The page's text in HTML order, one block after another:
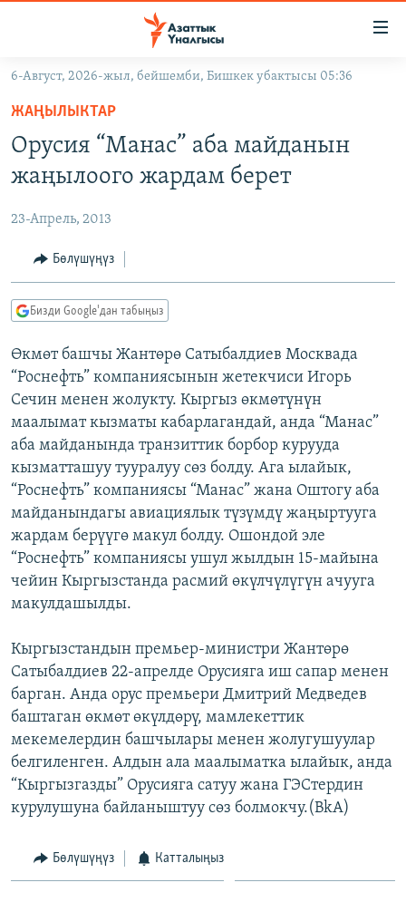
Навигацияга
өтүңүз
Издөөгө
салыңыз
КЫРГЫЗСТАН
КЫРГЫЗСТАН
ЭКОНОМИКА
МАДАНИЯТ
ДҮЙНӨ
БОРБОР АЗИЯ
АТАЙЫН ИЛИКТӨӨ
ТВ ПРОГРАММАЛАР
ЭКСПЕРТТЕР ТАЛДАЙТ
БИЗ ЖАНА ДҮЙНӨ
ДАНИСТЕ
ЭЖЕ-СИҢДИЛЕР
АЗАТТЫК+
ЫҢГАЙСЫЗ СУРООЛОР
ӨЗГӨЧӨ ПИКИР
Русский
ОНЛАЙН ШЕРИНЕ
ЭЕ/АРнун бардык сайттары
6-Август, 2026-жыл, бейшемби, Бишкек убактысы 05:36
ЖАҢЫЛЫКТАР
Орусия “Манас” аба майданын
жаңылоого жардам берет
23-Апрель, 2013
Бөлүшүңүз
Бизди Google'дан табыңыз
Өкмөт башчы Жантөрө Сатыбалдиев Москвада
“Роснефть” компаниясынын жетекчиси Игорь
Сечин менен жолукту. Кыргыз өкмөтүнүн
маалымат кызматы кабарлагандай, анда “Манас”
аба майданында транзиттик борбор курууда
кызматташуу тууралуу сөз болду. Ага ылайык,
“Роснефть” компаниясы “Манас” жана Оштогу аба
майданындагы авиациялык түзүмдү жаңыртууга
жардам берүүгө макул болду. Ошондой эле
“Роснефть” компаниясы ушул жылдын 15-майына
чейин Кыргызстанда расмий өкүлчүлүгүн ачууга
макулдашылды.
Кыргызстандын премьер-министри Жантөрө
Сатыбалдиев 22-апрелде Орусияга иш сапар менен
барган. Анда орус премьери Дмитрий Медведев
баштаган өкмөт өкүлдөрү, мамлекеттик
мекемелердин башчылары менен жолугушуулар
белгиленген. Алдын ала маалыматка ылайык, анда
“Кыргызгазды” Орусияга сатуу жана ГЭСтердин
курулушуна байланыштуу сөз болмокчу.(BkA)
Бөлүшүңүз Катталыңыз